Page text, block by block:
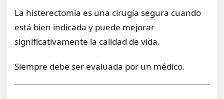
La histerectomía es una cirugía segura cuando
está bien indicada y puede mejorar
significativamente la calidad de vida.
Siempre debe ser evaluada por un médico.